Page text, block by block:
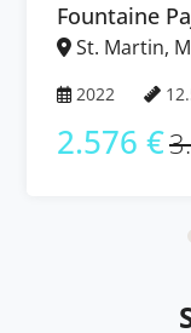
Fountaine
St. Martin,
2022
2.576 €